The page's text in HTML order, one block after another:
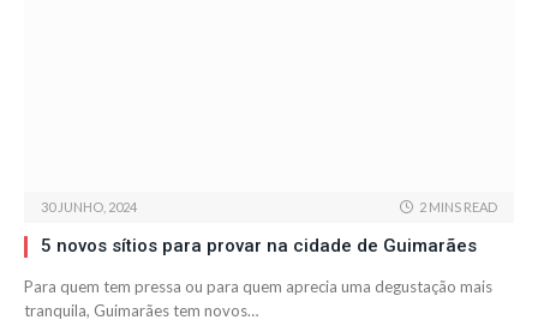
30 JUNHO, 2024 2 MINS READ
5 novos sítios para provar na cidade de Guimarães
Para quem tem pressa ou para quem aprecia uma degustação mais
tranquila, Guimarães tem novos…